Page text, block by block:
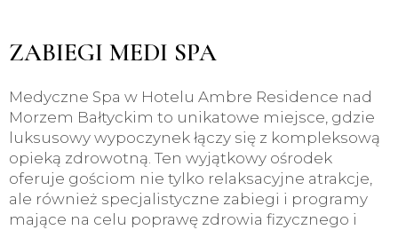
ZABIEGI MEDI SPA
Medyczne Spa w Hotelu Ambre Residence nad
Morzem Bałtyckim to unikatowe miejsce, gdzie
luksusowy wypoczynek łączy się z kompleksową
opieką zdrowotną. Ten wyjątkowy ośrodek
oferuje gościom nie tylko relaksacyjne atrakcje,
ale również specjalistyczne zabiegi i programy
mające na celu poprawę zdrowia fizycznego i